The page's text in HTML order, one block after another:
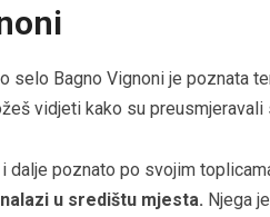
selo Bagno Vignoni je poznata
vidjeti kako su preusmjeravali
dalje poznato po svojim
u središtu mjesta. Njega